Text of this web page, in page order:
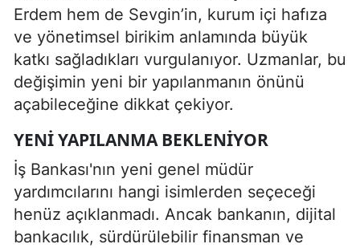
Erdem hem de Sevgin’in, kurum içi hafıza
ve yönetimsel birikim anlamında büyük
katkı sağladıkları vurgulanıyor. Uzmanlar, bu
değişimin yeni bir yapılanmanın önünü
açabileceğine dikkat çekiyor.
YENI YAPILANMA BEKLENIYOR
İş Bankası'nın yeni genel müdür
yardımcılarını hangi isimlerden seçeceği
henüz açıklanmadı. Ancak bankanın, dijital
bankacılık, sürdürülebilir finansman ve